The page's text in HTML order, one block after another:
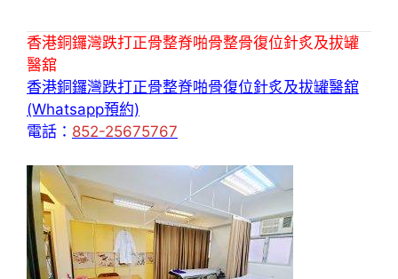
香港銅鑼灣跌打正骨整脊啪骨整骨復位針炙及拔罐
醫舘
香港銅鑼灣跌打正骨整脊啪骨復位針炙及拔罐醫舘
(Whatsapp預約)
電話： 852-25675767